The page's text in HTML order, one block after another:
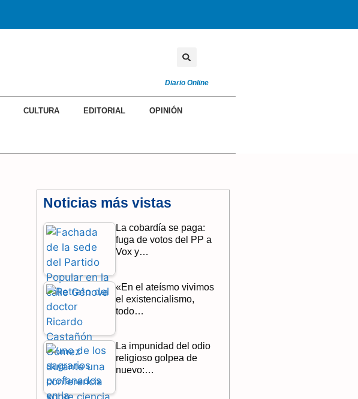
Diario Online
CULTURA EDITORIAL OPINIÓN
Noticias más vistas
La cobardía se paga:
fuga de votos del PP a
Vox y…
«En el ateísmo vivimos
el existencialismo,
todo…
La impunidad del odio
religioso golpea de
nuevo:…